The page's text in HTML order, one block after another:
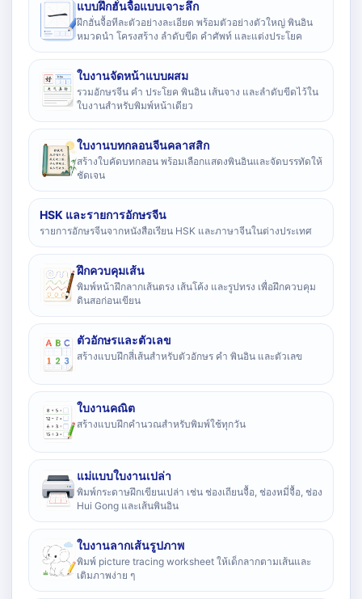
แบบฝึกฮั่นจื้อแบบเจาะลึก
ฝึกฮั่นจื้อทีละตัวอย่างละเอียด พร้อมตัวอย่างตัวใหญ่ พินอิน
หมวดนำ โครงสร้าง ลำดับขีด คำศัพท์ และแต่งประโยค
ใบงานจัดหน้าแบบผสม
รวมอักษรจีน คำ ประโยค พินอิน เส้นจาง และลำดับขีดไว้ใน
ใบงานสำหรับพิมพ์หน้าเดียว
ใบงานบทกลอนจีนคลาสสิก
สร้างใบคัดบทกลอน พร้อมเลือกแสดงพินอินและจัดบรรทัดให้
ชัดเจน
HSK และรายการอักษรจีน
รายการอักษรจีนจากหนังสือเรียน HSK และภาษาจีนในต่างประเทศ
ฝึกควบคุมเส้น
พิมพ์หน้าฝึกลากเส้นตรง เส้นโค้ง และรูปทรง เพื่อฝึกควบคุม
ดินสอก่อนเขียน
ตัวอักษรและตัวเลข
สร้างแบบฝึกสี่เส้นสำหรับตัวอักษร คำ พินอิน และตัวเลข
ใบงานคณิต
สร้างแบบฝึกคำนวณสำหรับพิมพ์ใช้ทุกวัน
แม่แบบใบงานเปล่า
พิมพ์กระดาษฝึกเขียนเปล่า เช่น ช่องเถียนจื้อ, ช่องหมี่จื้อ, ช่อง
Hui Gong และเส้นพินอิน
ใบงานลากเส้นรูปภาพ
พิมพ์ picture tracing worksheet ให้เด็กลากตามเส้นและ
เติมภาพง่าย ๆ